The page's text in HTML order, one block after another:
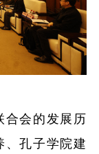
合会的发展历
、孔子学院建